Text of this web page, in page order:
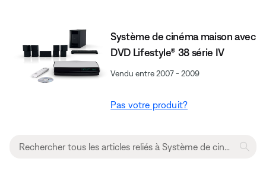
Système de cinéma maison avec
DVD Lifestyle® 38 série IV
Vendu entre 2007 - 2009
Pas votre produit?